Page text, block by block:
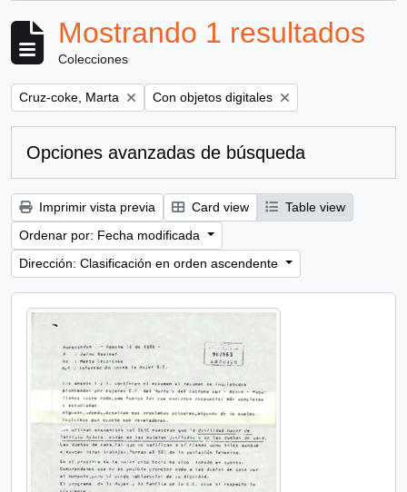
Mostrando 1 resultados
Colecciones
Remove filter:
Cruz-coke, Marta Remove filter:
Con objetos digitales
Opciones avanzadas de búsqueda
Imprimir vista previa Card view
Table view
Ordenar por: Fecha modificada
Dirección: Clasificación en orden ascendente